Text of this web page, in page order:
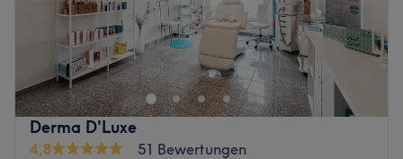
Derma D'Luxe
4,8
51 Bewertungen